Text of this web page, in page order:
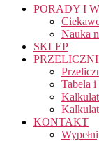
PORADY I
Nauka
SKLEP
Tabela
KONTAKT